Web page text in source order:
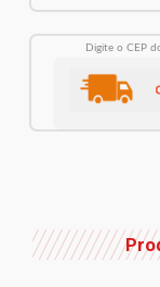
Digite o CEP